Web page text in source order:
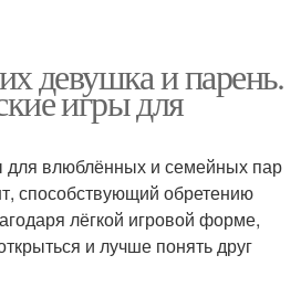
девушка и парень.
игры для
для влюблённых и семейных пар
способствующий обретению
лёгкой игровой форме,
и лучше понять друг